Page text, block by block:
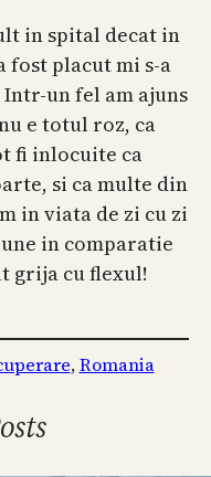
in spital decat in
fost placut mi s-a
un fel am ajuns
e totul roz, ca
fi inlocuite ca
si ca multe din
in viata de zi cu zi
in comparatie
grija cu flexul!
, Romania